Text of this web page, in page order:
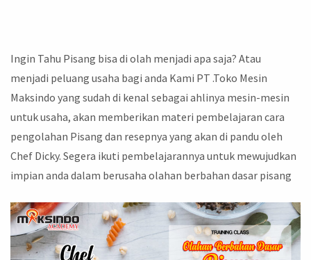
Ingin Tahu Pisang bisa di olah menjadi apa saja? Atau
menjadi peluang usaha bagi anda Kami PT .Toko Mesin
Maksindo yang sudah di kenal sebagai ahlinya mesin-mesin
untuk usaha, akan memberikan materi pembelajaran cara
pengolahan Pisang dan resepnya yang akan di pandu oleh
Chef Dicky. Segera ikuti pembelajarannya untuk mewujudkan
impian anda dalam berusaha olahan berbahan dasar pisang